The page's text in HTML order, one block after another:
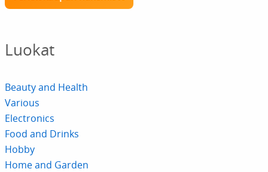
Luokat
Beauty and Health
Various
Electronics
Food and Drinks
Hobby
Home and Garden